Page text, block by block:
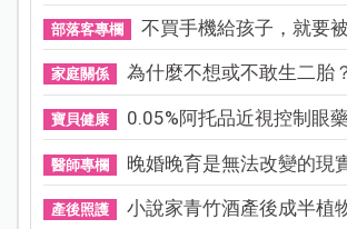
部落客專欄 不買手機給孩子，就要
家庭關係 為什麼不想或不敢生二胎
寶貝健康 0.05%阿托品近視控制眼
醫師專欄 晚婚晚育是無法改變的現
產後照護 小說家青竹酒產後成半植